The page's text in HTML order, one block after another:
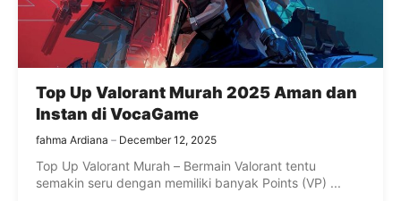
Top Up Valorant Murah 2025 Aman dan
Instan di VocaGame
fahma Ardiana December 12, 2025
Top Up Valorant Murah – Bermain Valorant tentu
semakin seru dengan memiliki banyak Points (VP) ...